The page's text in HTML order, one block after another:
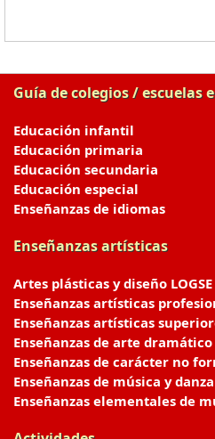
Guía de colegios / escuelas
Educación infantil
Educación primaria
Educación secundaria
Educación especial
Enseñanzas de idiomas
Enseñanzas artísticas
Artes plásticas y diseño LOGSE
Enseñanzas artísticas
Enseñanzas artísticas
Enseñanzas de arte dramático
Enseñanzas de carácter no
Enseñanzas de música y danza
Enseñanzas elementales de